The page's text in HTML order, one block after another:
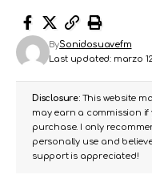
Last updated: marzo
BySonidosuavefm
Disclosure:This website
may earn a commission
purchase. I only
personally use and
support is appreciated!